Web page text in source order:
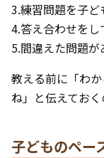
3.練習問題を子ど
4.答え合わせを
5.間違えた問題
教える前に「わ
ね」と伝えておく
子どものペー